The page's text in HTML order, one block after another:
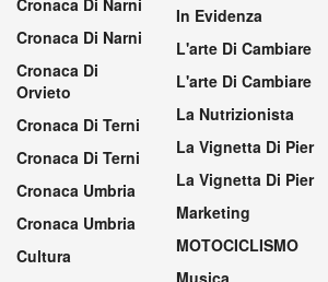
Cronaca Di Narni
Cronaca Di Narni
Cronaca Di
Orvieto
Cronaca Di Terni
Cronaca Di Terni
Cronaca Umbria
Cronaca Umbria
Cultura
In Evidenza
L'arte Di Cambiare
L'arte Di Cambiare
La Nutrizionista
La Vignetta Di Pier
La Vignetta Di Pier
Marketing
MOTOCICLISMO
Musica